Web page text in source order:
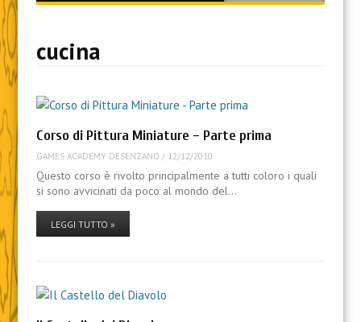
content
cucina
Corso di Pittura Miniature – Parte prima
GAMES ACADEMY DESENZANO / 12/12/2010
Questo corso è rivolto principalmente a tutti coloro i quali
si sono avvicinati da poco al mondo del…
LEGGI TUTTO »